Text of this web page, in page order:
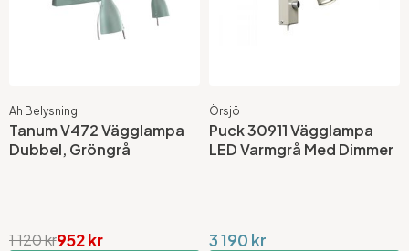
Ah Belysning
Tanum V472 Vägglampa
Dubbel, Gröngrå
952 kr
1 120 kr
Örsjö
Puck 30911 Vägglampa
LED Varmgrå Med Dimmer
3 190 kr